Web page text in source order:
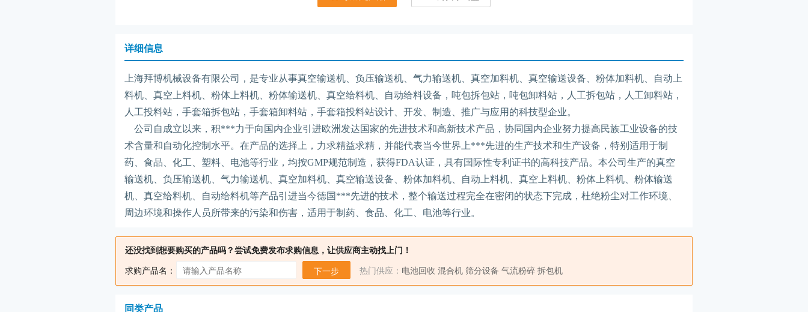
详细信息
上海拜博机械设备有限公司，是专业从事真空输送机、负压输送机、气力输送机、真空加料机、真空输送设备、粉体加料机、自动上
料机、真空上料机、粉体上料机、粉体输送机、真空给料机、自动给料设备，吨包拆包站，吨包卸料站，人工拆包站，人工卸料站，
人工投料站，手套箱拆包站，手套箱卸料站，手套箱投料站设计、开发、制造、推广与应用的科技型企业。
公司自成立以来，积***力于向国内企业引进欧洲发达国家的先进技术和高新技术产品，协同国内企业努力提高民族工业设备的技
术含量和自动化控制水平。在产品的选择上，力求精益求精，并能代表当今世界上***先进的生产技术和生产设备，特别适用于制
药、食品、化工、塑料、电池等行业，均按GMP规范制造，获得FDA认证，具有国际性专利证书的高科技产品。本公司生产的真空
输送机、负压输送机、气力输送机、真空加料机、真空输送设备、粉体加料机、自动上料机、真空上料机、粉体上料机、粉体输送
机、真空给料机、自动给料机等产品引进当今德国***先进的技术，整个输送过程完全在密闭的状态下完成，杜绝粉尘对工作环境、
周边环境和操作人员所带来的污染和伤害，适用于制药、食品、化工、电池等行业。
还没找到想要购买的产品吗？尝试免费发布求购信息，让供应商主动找上门！
求购产品名：
下一步 热门供应： 电池回收 混合机 筛分设备 气流粉碎 拆包机
同类产品